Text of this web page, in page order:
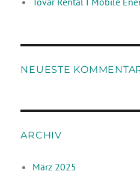
NEUESTE
ARCHIV
März 2025